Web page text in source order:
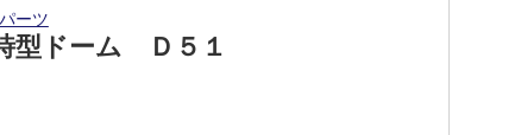
ーツ
型ドーム Ｄ５１